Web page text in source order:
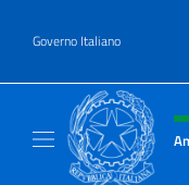
Governo Italiano
Intestazione